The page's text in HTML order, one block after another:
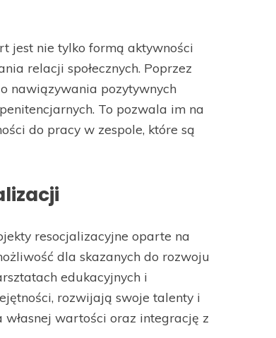
jest nie tylko formą aktywności
relacji społecznych. Poprzez
nawiązywania pozytywnych
To pozwala im na
do pracy w zespole, które są
resocjalizacyjne oparte na
dla skazanych do rozwoju
edukacyjnych i
rozwijają swoje talenty i
wartości oraz integrację z